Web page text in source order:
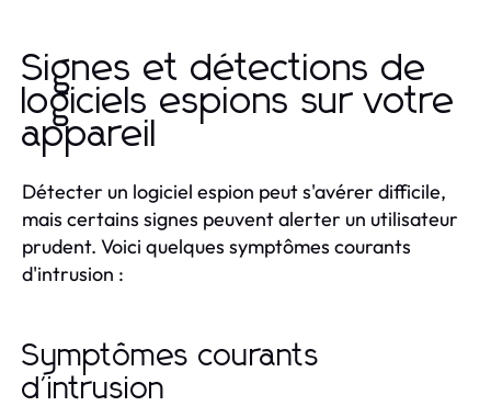
Signes et détections de
logiciels espions sur votre
appareil
Détecter un logiciel espion peut s'avérer difficile,
mais certains signes peuvent alerter un utilisateur
prudent. Voici quelques symptômes courants
d'intrusion :
Symptômes courants
d'intrusion